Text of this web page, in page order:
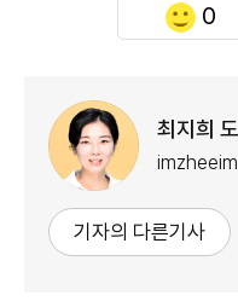
0
최지희
기자의 다른기사